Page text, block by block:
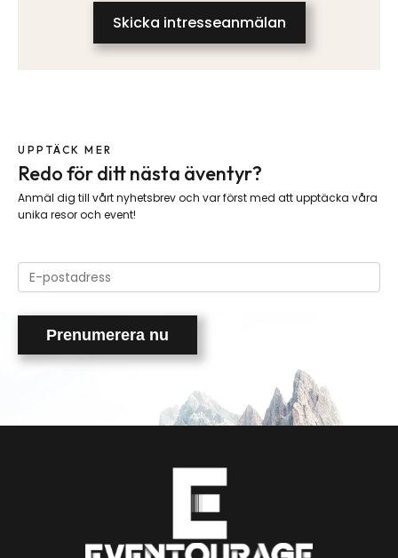
Skicka intresseanmälan
UPPTÄCK MER
Redo för ditt nästa äventyr?
Anmäl dig till vårt nyhetsbrev och var först med att upptäcka våra
unika resor och event!
Please
leave